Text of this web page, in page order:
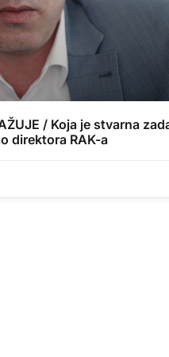
/ Koja je stvarna
direktora RAK-a